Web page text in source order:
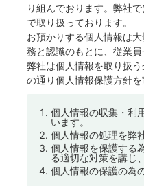
り組んでおります。弊社
で取り扱っております。
お預かりする個人情報は
務と認識のもとに、従業
弊社は個人情報を取り扱
の通り個人情報保護方針
個人情報の収集・利
います。
個人情報の処理を弊
個人情報を保護する
る適切な対策を講じ
個人情報の保護の為